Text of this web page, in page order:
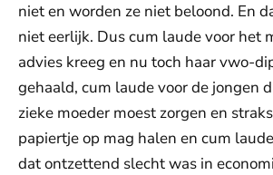
niet en worden ze niet beloond. En
niet eerlijk. Dus cum laude voor het
advies kreeg en nu toch haar vwo-
gehaald, cum laude voor de jongen
zieke moeder moest zorgen en
papiertje op mag halen en cum
dat ontzettend slecht was in